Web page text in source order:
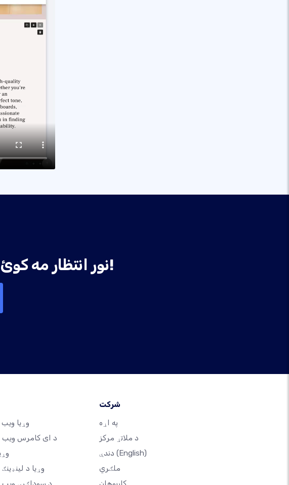
نور انتظار مه کوئ، نن ورځ خپله ویب پاڼه جوړه کړئ!
وړیا
د ای کامرس ویب
وړیا د
شرکت
په اړه
د ملاتړ مرکز
(English)
ملګري